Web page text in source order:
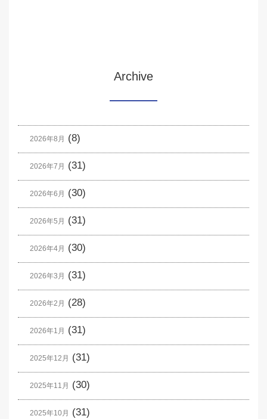
Archive
2026年8月 (8)
2026年7月 (31)
2026年6月 (30)
2026年5月 (31)
2026年4月 (30)
2026年3月 (31)
2026年2月 (28)
2026年1月 (31)
2025年12月 (31)
2025年11月 (30)
2025年10月 (31)